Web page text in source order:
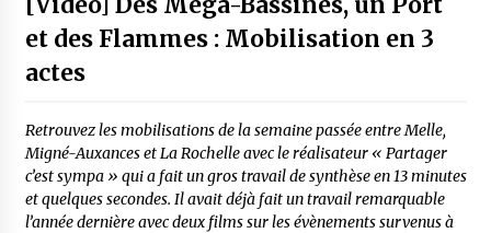
et des Flammes : Mobilisation en 3
actes
Retrouvez les mobilisations de la semaine passée entre Melle,
Migné-Auxances et La Rochelle avec le réalisateur « Partager
c’est sympa » qui a fait un gros travail de synthèse en 13 minutes
et quelques secondes. Il avait déjà fait un travail remarquable
l’année dernière avec deux films sur les évènements survenus à